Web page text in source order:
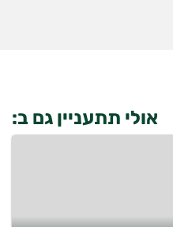
אולי תתעניין גם ב: